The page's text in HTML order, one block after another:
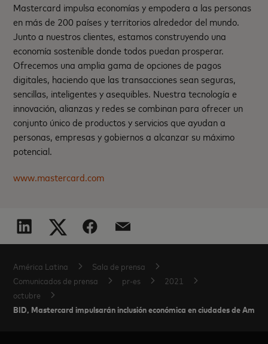
Mastercard impulsa economías y empodera a las personas
en más de 200 países y territorios alrededor del mundo.
Junto a nuestros clientes, estamos construyendo una
economía sostenible donde todos puedan prosperar.
Ofrecemos una amplia gama de opciones de pagos
digitales, haciendo que las transacciones sean seguras,
sencillas, inteligentes y asequibles. Nuestra tecnología e
innovación, alianzas y redes se combinan para ofrecer un
conjunto único de productos y servicios que ayudan a
personas, empresas y gobiernos a alcanzar su máximo
potencial.
www.mastercard.com
América Latina
Sala de prensa
Comunicados de prensa
pr-es
2021
octubre
BID, Mastercard impulsarán inclusión económica en ciudades de